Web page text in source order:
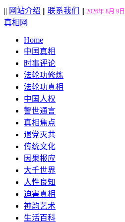
|| 网站介绍 || 联系我们 || 2026年 8月 9
真相网
Home
中国真相
时事评论
法轮功修炼
法轮功真相
中国人权
警世通言
真相焦点
退党灭共
传统文化
因果报应
大千世界
人性良知
迫害真相
神韵艺术
生活百科